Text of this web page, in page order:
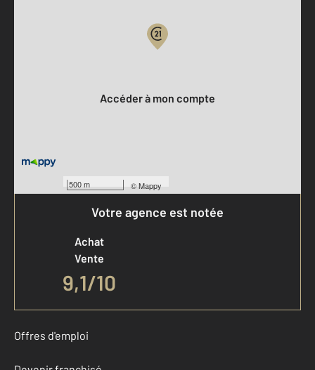
500 m ©Mappy
Accéder à mon compte
Votre agence est notée
Achat
Vente
9,1/10
Offres d'emploi